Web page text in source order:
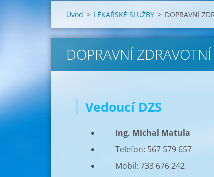
Úvod > LÉKAŘSKÉ SLUŽBY > DOPRAVNÍ
DOPRAVNÍ
Vedoucí DZS
Ing. Michal Matula
Telefon: 567 579 657
Mobil: 733 676 242